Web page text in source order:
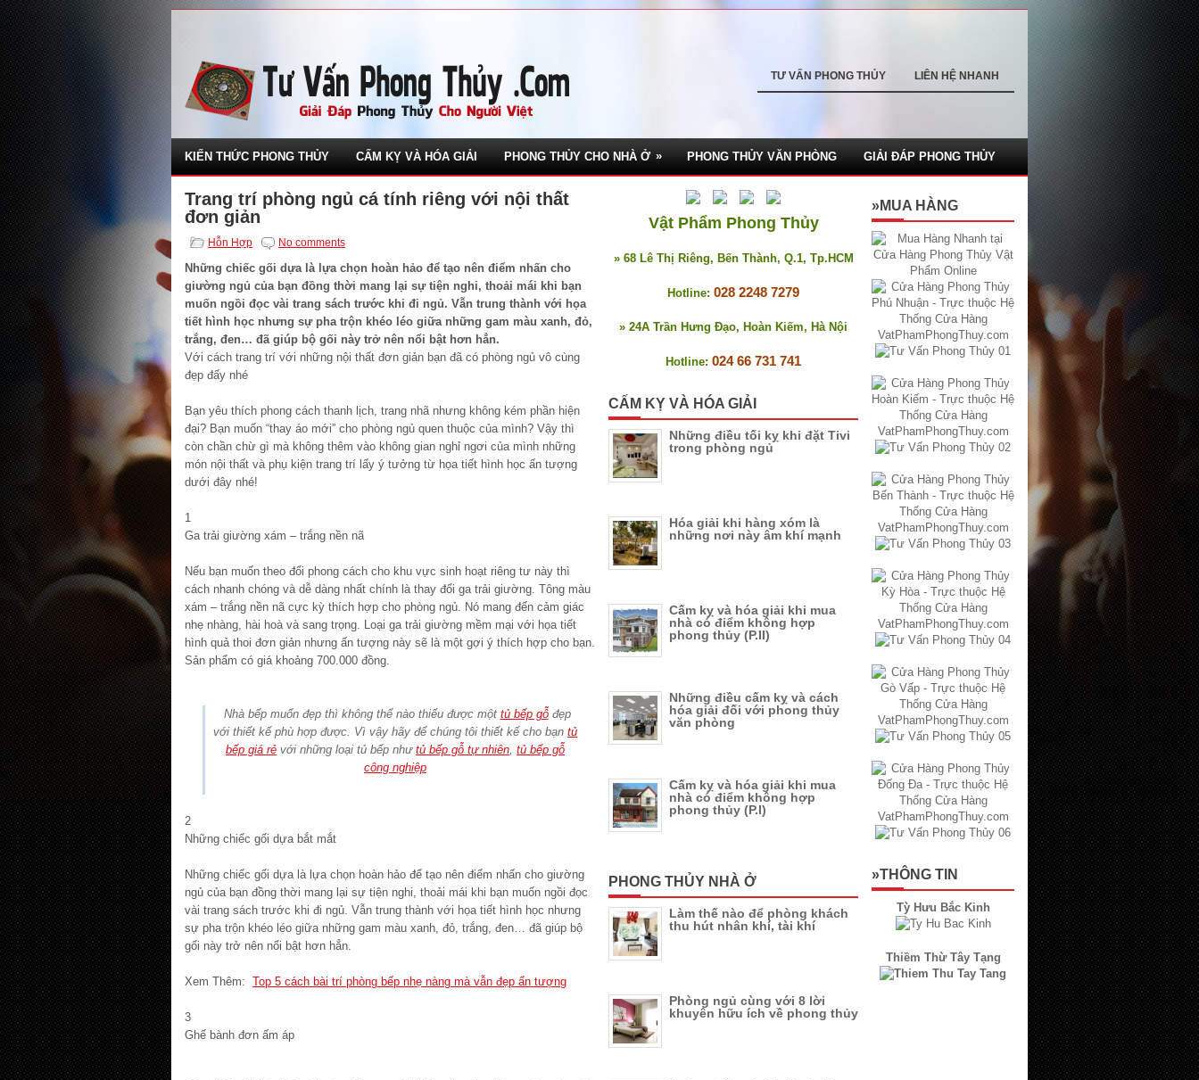
TƯ VẤN PHONG THỦY LIÊN HỆ NHANH
KIẾN THỨC PHONG THỦY CẤM KỴ VÀ HÓA GIẢI PHONG THỦY CHO NHÀ Ở » PHONG THỦY VĂN PHÒNG GIẢI ĐÁP PHONG THỦY
Trang trí phòng ngủ cá tính riêng với nội thất
đơn giản
Hỗn Hợp No comments
Những chiếc gối dựa là lựa chọn hoàn hảo để tạo nên điểm nhấn cho
giường ngủ của bạn đồng thời mang lại sự tiện nghi, thoải mái khi bạn
muốn ngồi đọc vài trang sách trước khi đi ngủ. Vẫn trung thành với họa
tiết hình học nhưng sự pha trộn khéo léo giữa những gam màu xanh, đỏ,
trắng, đen… đã giúp bộ gối này trở nên nổi bật hơn hẳn.
Với cách trang trí với những nội thất đơn giản bạn đã có phòng ngủ vô cùng
đẹp đấy nhé
Bạn yêu thích phong cách thanh lịch, trang nhã nhưng không kém phần hiện
đại? Bạn muốn “thay áo mới” cho phòng ngủ quen thuộc của mình? Vậy thì
còn chần chừ gì mà không thêm vào không gian nghỉ ngơi của mình những
món nội thất và phụ kiện trang trí lấy ý tưởng từ họa tiết hình học ấn tượng
dưới đây nhé!
1
Ga trải giường xám – trắng nền nã
Nếu bạn muốn theo đổi phong cách cho khu vực sinh hoạt riêng tư này thì
cách nhanh chóng và dễ dàng nhất chính là thay đổi ga trải giường. Tông màu
xám – trắng nền nã cực kỳ thích hợp cho phòng ngủ. Nó mang đến cảm giác
nhẹ nhàng, hài hoà và sang trọng. Loại ga trải giường mềm mại với họa tiết
hình quả thoi đơn giản nhưng ấn tượng này sẽ là một gợi ý thích hợp cho bạn.
Sản phẩm có giá khoảng 700.000 đồng.
Nhà bếp muốn đẹp thì không thể nào thiếu được một tủ bếp gỗđẹp
với thiết kế phù hợp được. Vì vậy hãy để chúng tôi thiết kế cho bạn tủ
bếp giá rẻ với những loại tủ bếp như tủ bếp gỗ tự nhiên, tủ bếp gỗ
công nghiệp
2
Những chiếc gối dựa bắt mắt
Những chiếc gối dựa là lựa chọn hoàn hảo để tạo nên điểm nhấn cho giường
ngủ của bạn đồng thời mang lại sự tiện nghi, thoải mái khi bạn muốn ngồi đọc
vài trang sách trước khi đi ngủ. Vẫn trung thành với họa tiết hình học nhưng
sự pha trộn khéo léo giữa những gam màu xanh, đỏ, trắng, đen… đã giúp bộ
gối này trở nên nổi bật hơn hẳn.
Xem Thêm: Top 5 cách bài trí phòng bếp nhẹ nàng mà vẫn đẹp ấn tượng
3
Ghế bành đơn ấm áp
Vật Phẩm Phong Thủy
» 68 Lê Thị Riêng, Bến Thành, Q.1, Tp.HCM
Hotline: 028 2248 7279
» 24A Trần Hưng Đạo, Hoàn Kiếm, Hà Nội
Hotline: 024 66 731 741
CẤM KỴ VÀ HÓA GIẢI
Những điều tối kỵ khi đặt Tivi
trong phòng ngủ
Hóa giải khi hàng xóm là
những nơi này âm khí mạnh
Cấm kỵ và hóa giải khi mua
nhà có điểm không hợp
phong thủy (P.II)
Những điều cấm kỵ và cách
hóa giải đối với phong thủy
văn phòng
Cấm kỵ và hóa giải khi mua
nhà có điểm không hợp
phong thủy (P.I)
PHONG THỦY NHÀ Ở
Làm thế nào để phòng khách
thu hút nhân khí, tài khí
Phòng ngủ cùng với 8 lời
khuyên hữu ích về phong thủy
»MUA HÀNG
»THÔNG TIN
Tỳ Hưu Bắc Kinh
Thiềm Thừ Tây Tạng